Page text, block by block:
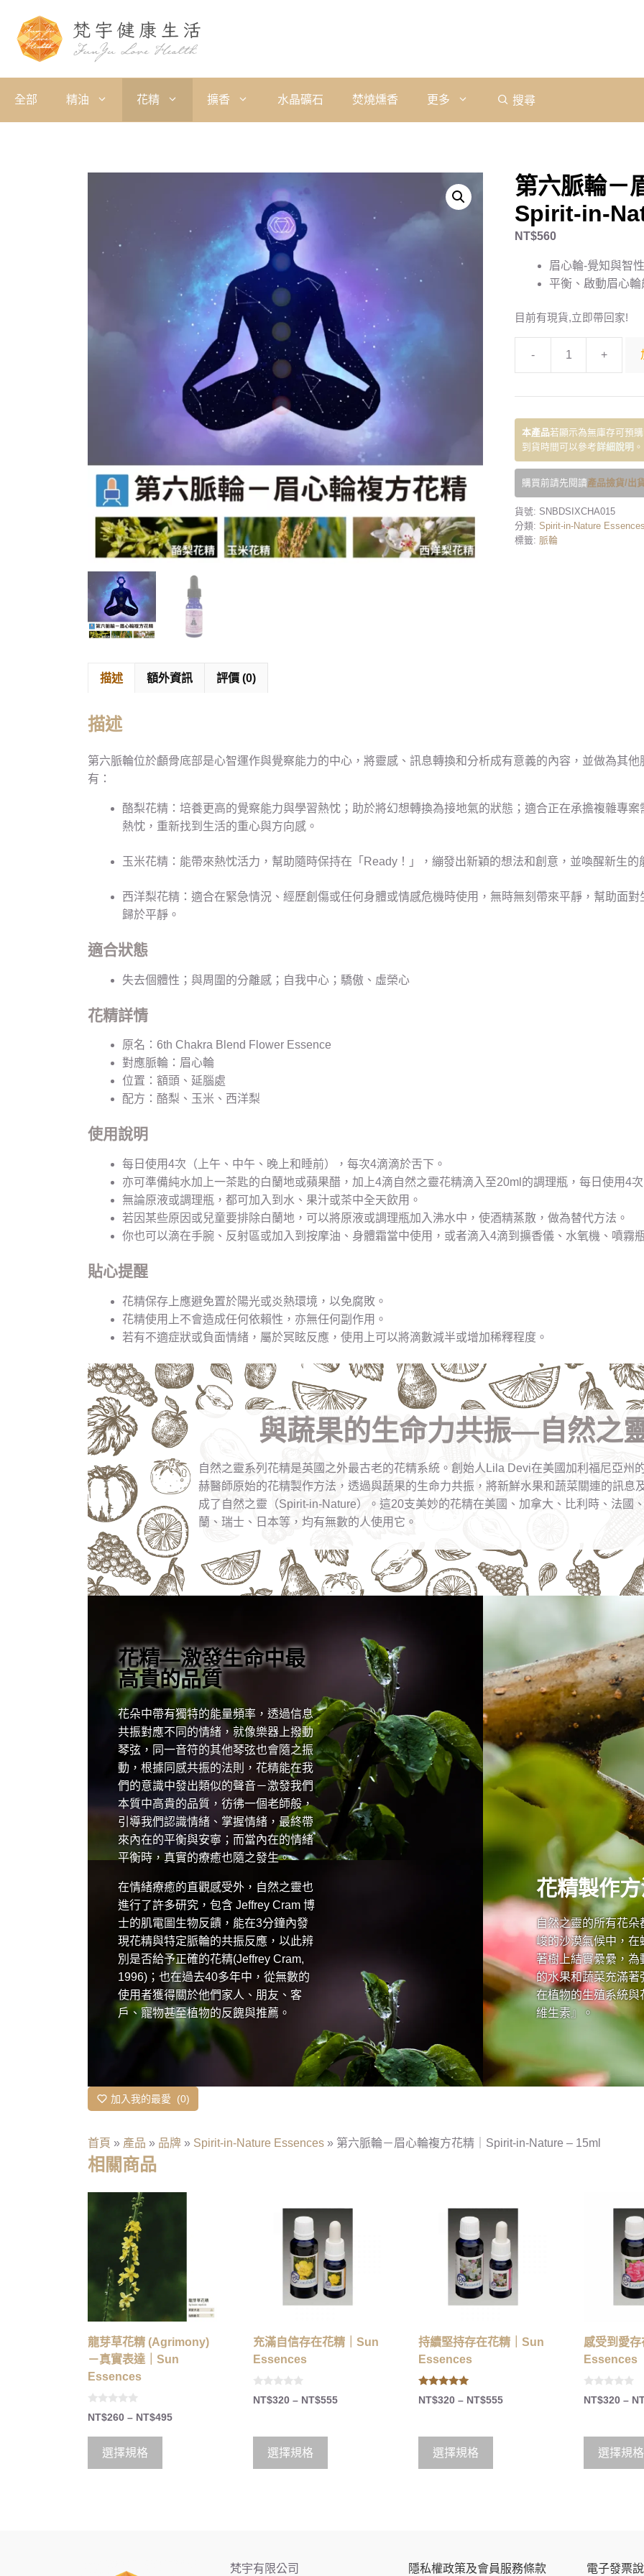
全部 精油 花精 擴香 水晶礦石 焚燒燻香 更多 搜尋
第六脈輪－
Spirit-in-
NT$560
眉心輪-覺知與智
平衡、啟動眉心輪
目前有現貨,立即帶回家!
- +
本產品若顯示為無庫存可預
到貨時間可以參考詳細說明 。
購買前請先閱讀產品撿貨/出
貨號: SNBDSIXCHA015
分類: Spirit-in-Nature Essences
標籤: 脈輪
描述 額外資訊 評價 (0)
描述
第六脈輪位於顱骨底部是心智運作與覺察能力的中心，將靈感、訊息轉換和分析成有意義的內容，並做為其
有：
酪梨花精：培養更高的覺察能力與學習熱忱；助於將幻想轉換為接地氣的狀態；適合正在承擔複雜專
熱忱，重新找到生活的重心與方向感。
玉米花精：能帶來熱忱活力，幫助隨時保持在「Ready！」，繃發出新穎的想法和創意，並喚醒新生的
西洋梨花精：適合在緊急情況、經歷創傷或任何身體或情感危機時使用，無時無刻帶來平靜，幫助面
歸於平靜。
適合狀態
失去個體性；與周圍的分離感；自我中心；驕傲、虛榮心
花精詳情
原名：6th Chakra Blend Flower Essence
對應脈輪：眉心輪
位置：額頭、延腦處
配方：酪梨、玉米、西洋梨
使用說明
每日使用4次（上午、中午、晚上和睡前），每次4滴滴於舌下。
亦可準備純水加上一茶匙的白蘭地或蘋果醋，加上4滴自然之靈花精滴入至20ml的調理瓶，每日使用4次
無論原液或調理瓶，都可加入到水、果汁或茶中全天飲用。
若因某些原因或兒童要排除白蘭地，可以將原液或調理瓶加入沸水中，使酒精蒸散，做為替代方法。
你也可以滴在手腕、反射區或加入到按摩油、身體霜當中使用，或者滴入4滴到擴香儀、水氧機、噴霧
貼心提醒
花精保存上應避免置於陽光或炎熱環境，以免腐敗。
花精使用上不會造成任何依賴性，亦無任何副作用。
若有不適症狀或負面情緒，屬於冥眩反應，使用上可以將滴數減半或增加稀釋程度。
與蔬果的生命力共振—自然之
自然之靈系列花精是英國之外最古老的花精系統。創始人Lila Devi在美國加利福尼亞州
赫醫師原始的花精製作方法，透過與蔬果的生命力共振，將新鮮水果和蔬菜關連的訊息
成了自然之靈（Spirit-in-Nature）。這20支美妙的花精在美國、加拿大、比利時、法國
蘭、瑞士、日本等，均有無數的人使用它。
花精—激發生命中最
高貴的品質
花朵中帶有獨特的能量頻率，透過信息
共振對應不同的情緒，就像樂器上撥動
琴弦，同一音符的其他琴弦也會隨之振
動，根據同感共振的法則，花精能在我
們的意識中發出類似的聲音－激發我們
本質中高貴的品質，彷彿一個老師般，
引導我們認識情緒、掌握情緒，最終帶
來內在的平衡與安寧；而當內在的情緒
平衡時，真實的療癒也隨之發生。
在情緒療癒的直觀感受外，自然之靈也
進行了許多研究，包含 Jeffrey Cram 博
士的肌電圖生物反饋，能在3分鐘內發
現花精與特定脈輪的共振反應，以此辨
別是否給予正確的花精(Jeffrey Cram,
1996)；也在過去40多年中，從無數的
使用者獲得關於他們家人、朋友、客
戶、寵物甚至植物的反餽與推薦。
花精製作
自然之靈的所有花
峻的沙漠氣候中，在
著樹上結實纍纍，
的水果和蔬菜充滿著
在植物的生殖系統與
維生素』。
加入我的最愛 0
首頁 » 產品 » 品牌 » Spirit-in-Nature Essences » 第六脈輪－眉心輪複方花精｜Spirit-in-Nature – 15ml
相關商品
龍芽草花精 (Agrimony)
－真實表達｜Sun
Essences
0
o
t
5
NT$260 – NT$495
選擇規格
充滿自信存在花精｜Sun
Essences
0
oNT$320 – NT$555
選擇規格
持續堅持存在花精｜Sun
Essences
5.00
out of 5
NT$320 – NT$555
選擇規格
感受到愛
Essences
0
oNT$320 –
選擇規格
梵宇有限公司 隱私權政策及會員服務條款 電子發票